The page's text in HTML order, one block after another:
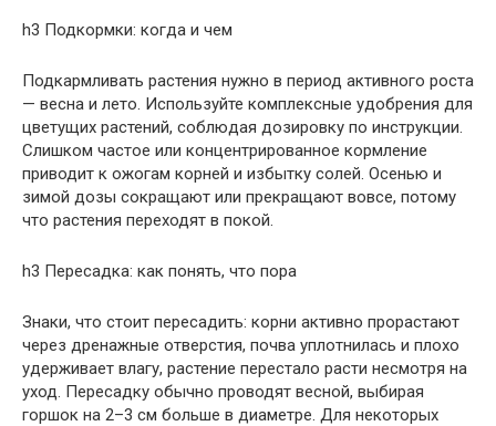
h3 Подкормки: когда и чем
Подкармливать растения нужно в период активного роста
— весна и лето. Используйте комплексные удобрения для
цветущих растений, соблюдая дозировку по инструкции.
Слишком частое или концентрированное кормление
приводит к ожогам корней и избытку солей. Осенью и
зимой дозы сокращают или прекращают вовсе, потому
что растения переходят в покой.
h3 Пересадка: как понять, что пора
Знаки, что стоит пересадить: корни активно прорастают
через дренажные отверстия, почва уплотнилась и плохо
удерживает влагу, растение перестало расти несмотря на
уход. Пересадку обычно проводят весной, выбирая
горшок на 2–3 см больше в диаметре. Для некоторых